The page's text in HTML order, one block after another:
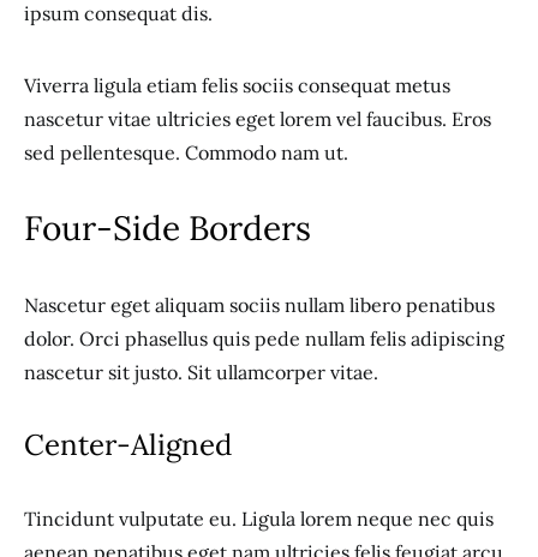
ipsum consequat dis.
Viverra ligula etiam felis sociis consequat metus
nascetur vitae ultricies eget lorem vel faucibus. Eros
sed pellentesque. Commodo nam ut.
Four-Side Borders
Nascetur eget aliquam sociis nullam libero penatibus
dolor. Orci phasellus quis pede nullam felis adipiscing
nascetur sit justo. Sit ullamcorper vitae.
Center-Aligned
Tincidunt vulputate eu. Ligula lorem neque nec quis
aenean penatibus eget nam ultricies felis feugiat arcu